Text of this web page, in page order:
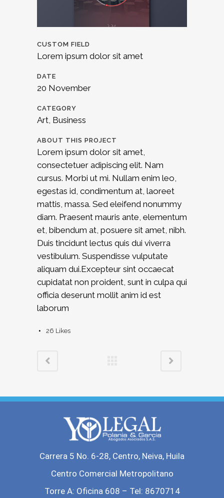
CUSTOM FIELD
Lorem ipsum dolor sit amet
DATE
20 November
CATEGORY
Art, Business
ABOUT THIS PROJECT
Lorem ipsum dolor sit amet,
consectetuer adipiscing elit. Nam
cursus. Morbi ut mi. Nullam enim leo,
egestas id, condimentum at, laoreet
mattis, massa. Sed eleifend nonummy
diam. Praesent mauris ante, elementum
et, bibendum at, posuere sit amet, nibh.
Duis tincidunt lectus quis dui viverra
vestibulum. Suspendisse vulputate
aliquam dui.Excepteur sint occaecat
cupidatat non proident, sunt in culpa qui
officia deserunt mollit anim id est
laborum
26 Likes
Carrera 5 No. 6-28, Centro, Neiva, Huila
Centro Comercial Metropolitano
Torre A: Oficina 608 – Tel: 8670714